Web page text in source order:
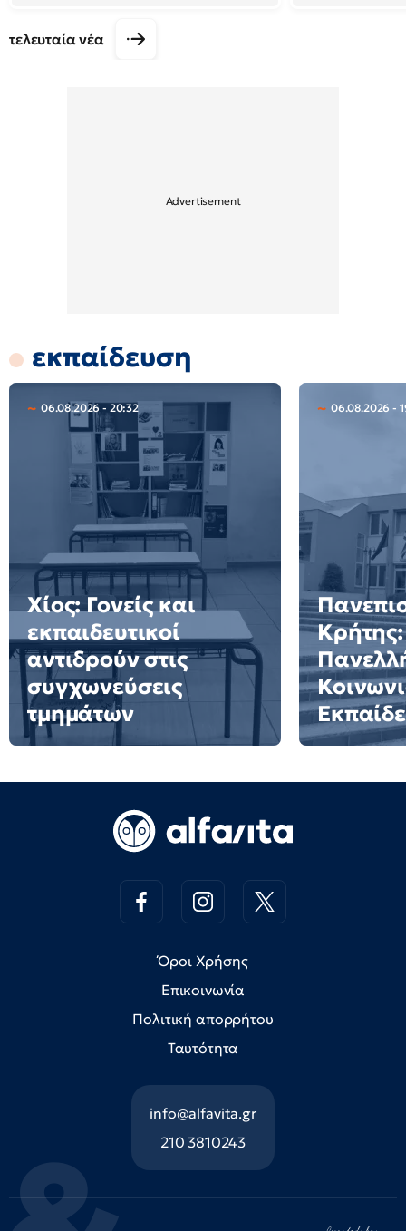
τελευταία νέα
εκπαίδευση
06.08.2026 - 20:32
Χίος: Γονείς και
εκπαιδευτικοί
αντιδρούν στις
συγχωνεύσεις
τμημάτων
06.08.2026 -
Όροι Χρήσης
Επικοινωνία
Πολιτική απορρήτου
Ταυτότητα
info@alfavita.gr
210 3810243